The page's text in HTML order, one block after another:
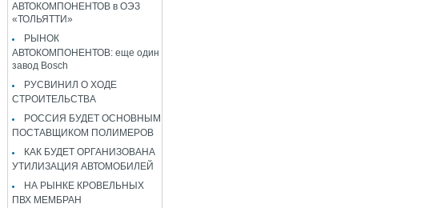
АВТОКОМПОНЕНТОВ в ОЭЗ
«ТОЛЬЯТТИ»
РЫНОК
АВТОКОМПОНЕНТОВ: еще один
завод Bosch
РУСВИНИЛ О ХОДЕ
СТРОИТЕЛЬСТВА
РОССИЯ БУДЕТ ОСНОВНЫМ
ПОСТАВЩИКОМ ПОЛИМЕРОВ
КАК БУДЕТ ОРГАНИЗОВАНА
УТИЛИЗАЦИЯ АВТОМОБИЛЕЙ
НА РЫНКЕ КРОВЕЛЬНЫХ
ПВХ МЕМБРАН